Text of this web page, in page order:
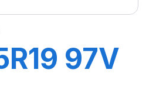
97V